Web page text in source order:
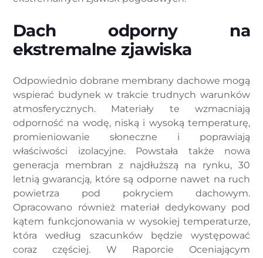
Dach odporny na
ekstremalne zjawiska
Odpowiednio dobrane membrany dachowe mogą
wspierać budynek w trakcie trudnych warunków
atmosferycznych. Materiały te wzmacniają
odporność na wodę, niską i wysoką temperaturę,
promieniowanie słoneczne i poprawiają
właściwości izolacyjne. Powstała także nowa
generacja membran z najdłuższą na rynku, 30
letnią gwarancją, które są odporne nawet na ruch
powietrza pod pokryciem dachowym.
Opracowano również materiał dedykowany pod
kątem funkcjonowania w wysokiej temperaturze,
która według szacunków będzie występować
coraz częściej. W Raporcie Oceniającym